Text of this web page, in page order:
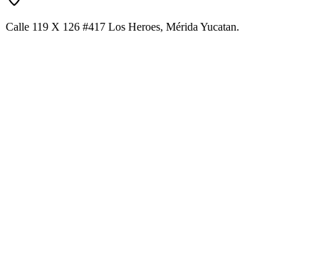
Calle 119 X 126 #417 Los Heroes, Mérida Yucatan.